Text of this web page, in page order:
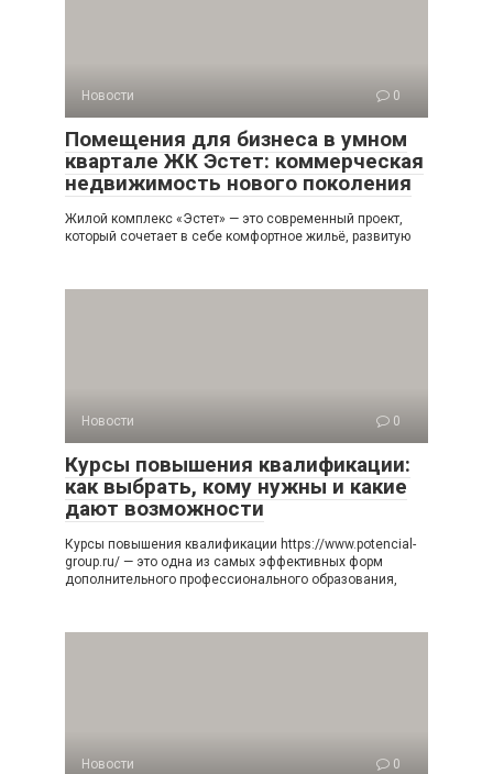
Новости 0
Помещения для бизнеса в умном
квартале ЖК Эстет: коммерческая
недвижимость нового поколения
Жилой комплекс «Эстет» — это современный проект,
который сочетает в себе комфортное жильё, развитую
Новости 0
Курсы повышения квалификации:
как выбрать, кому нужны и какие
дают возможности
Курсы повышения квалификации https://www.potencial-
group.ru/ — это одна из самых эффективных форм
дополнительного профессионального образования,
Новости 0